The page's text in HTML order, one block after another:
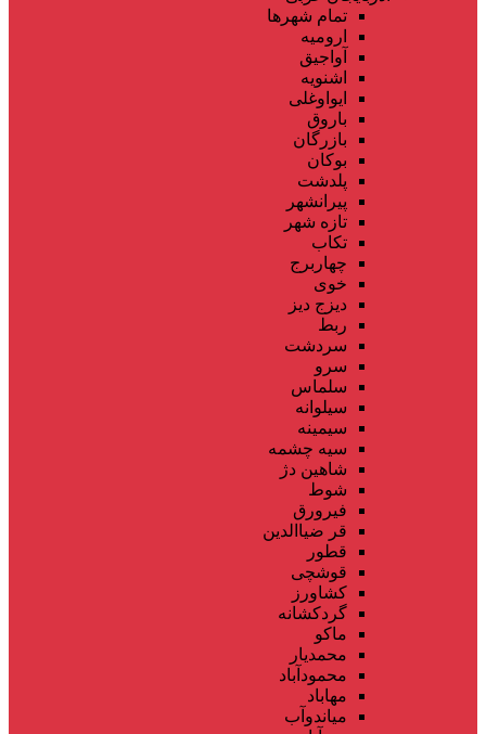
تمام شهر‌ها
ارومیه
آواجیق
اشنویه
ایواوغلی
باروق
بازرگان
بوکان
پلدشت
پیرانشهر
تازه شهر
تکاب
چهاربرج
خوی
دیزج دیز
ربط
سردشت
سرو
سلماس
سیلوانه
سیمینه
سیه چشمه
شاهین دژ
شوط
فیرورق
قر ضیاالدین
قطور
قوشچی
کشاورز
گردکشانه
ماکو
محمدیار
محمودآباد
مهاباد
میاندوآب